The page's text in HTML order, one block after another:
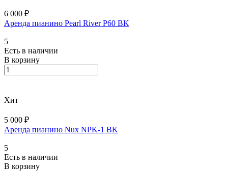
6 000 ₽
Аренда пианино Pearl River P60 BK
5
Есть в наличии
В корзину
Хит
5 000 ₽
Аренда пианино Nux NPK-1 BK
5
Есть в наличии
В корзину